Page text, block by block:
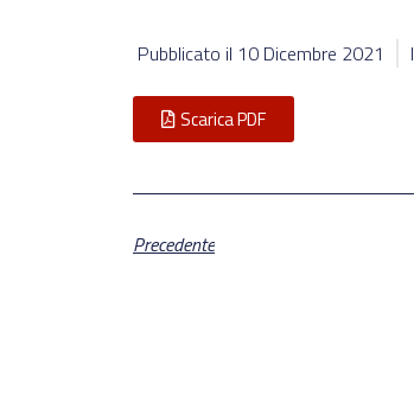
Pubblicato il 10 Dicembre 2021
Scarica PDF
Precedente